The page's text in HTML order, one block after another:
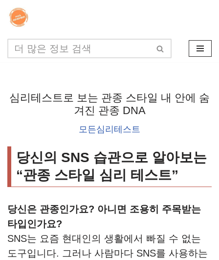
콘
텐
츠
너
심리테스트로 보는 관종 스타일 내 안에 숨
겨진 관종 DNA
모든심리테스트
당신의 SNS 습관으로 알아보는
“관종 스타일 심리 테스트”
당신은 관종인가요? 아니면 조용히 주목받는
타입인가요?
SNS는 요즘 현대인의 생활에서 빠질 수 없는
도구입니다. 그러나 사람마다 SNS를 사용하는